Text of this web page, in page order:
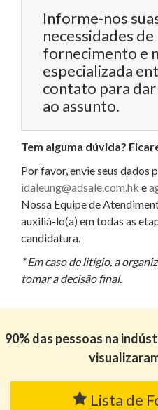
Informe-nos
necessidades de
fornecimento e
especializada
contato para
ao assunto.
Tem alguma dúvida?
Por favor, envie seus dados
idaleung@adsale.com.hk e
Nossa Equipe de
auxiliá-lo(a) em todas as
candidatura.
* Em caso de litígio, a
tomar a decisão final.
90% das pessoas na
Lista de